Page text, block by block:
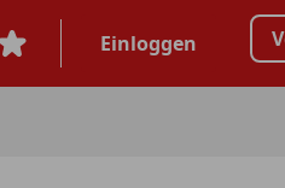
Einloggen